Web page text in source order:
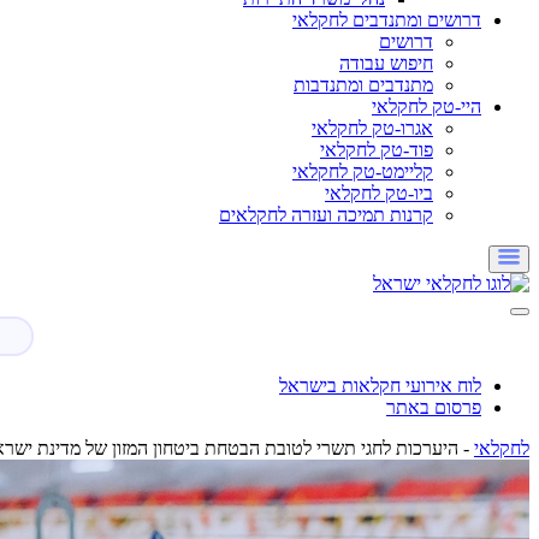
דרושים ומתנדבים לחקלאי
דרושים
חיפוש עבודה
מתנדבים ומתנדבות
היי-טק לחקלאי
אגרו-טק לחקלאי
פוד-טק לחקלאי
קליימט-טק לחקלאי
ביו-טק לחקלאי
קרנות תמיכה ועזרה לחקלאים
לוח אירועי חקלאות בישראל
פרסום באתר
לחקלאי - היערכות לחגי תשרי לטובת הבטחת ביטחון המזון של מדינת